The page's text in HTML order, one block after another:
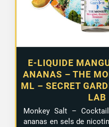
E-LIQUIDE
ANANAS – THE
ML – SECRET
LAB
Monkey Salt –
ananas en sels de